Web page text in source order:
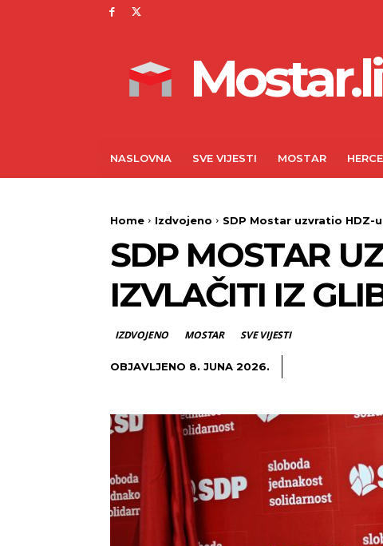
NASLOVNA SVE VIJESTI MOSTAR
Home Izdvojeno SDP Mostar uzvratio HDZ-
SDP MOSTAR
IZVLAČITI IZ
IZDVOJENO MOSTAR SVE VIJESTI
OBJAVLJENO 8. JUNA 2026.